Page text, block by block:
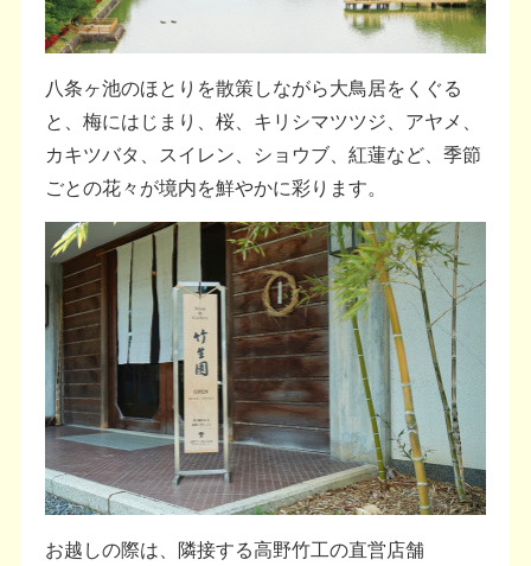
八条ヶ池のほとりを散策しながら大鳥居をくぐる
と、梅にはじまり、桜、キリシマツツジ、アヤメ、
カキツバタ、スイレン、ショウブ、紅蓮など、季節
ごとの花々が境内を鮮やかに彩ります。
お越しの際は、隣接する高野竹工の直営店舗